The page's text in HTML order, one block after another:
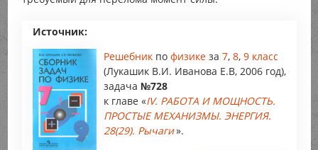
Источник:
Решебник по физике за 7, 8, 9 класс
(Лукашик В.И. Иванова Е.В, 2006 год),
задача №728
к главе «IV. РАБОТА И МОЩНОСТЬ.
ПРОСТЫЕ МЕХАНИЗМЫ. ЭНЕРГИЯ.
28(29). Рычаги».